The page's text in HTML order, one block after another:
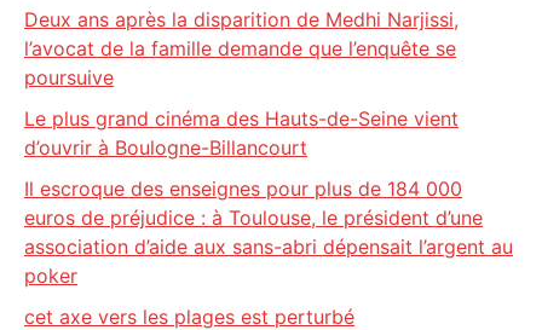
Deux ans après la disparition de Medhi Narjissi,
l’avocat de la famille demande que l’enquête se
poursuive
Le plus grand cinéma des Hauts-de-Seine vient
d’ouvrir à Boulogne-Billancourt
Il escroque des enseignes pour plus de 184 000
euros de préjudice : à Toulouse, le président d’une
association d’aide aux sans-abri dépensait l’argent au
poker
cet axe vers les plages est perturbé